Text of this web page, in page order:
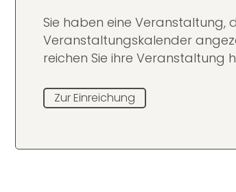
Sie haben eine Veranstaltung,
Veranstaltungskalender
reichen Sie ihre Veranstaltung
Zur Einreichung